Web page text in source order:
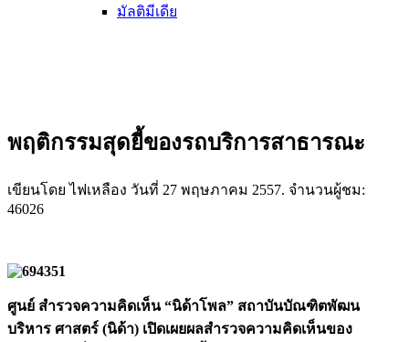
มัลติมีเดีย
พฤติกรรมสุดยี้ของรถบริการสาธารณะ
เขียนโดย ไฟเหลือง วันที่ 27 พฤษภาคม 2557. จำนวนผู้ชม:
46026
ศูนย์ สำรวจความคิดเห็น “นิด้าโพล” สถาบันบัณฑิตพัฒน
บริหาร ศาสตร์ (นิด้า) เปิดเผยผลสำรวจความคิดเห็นของ